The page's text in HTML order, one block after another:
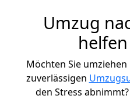
Umzug
Möchten Sie
zuverlässigen
den Stress